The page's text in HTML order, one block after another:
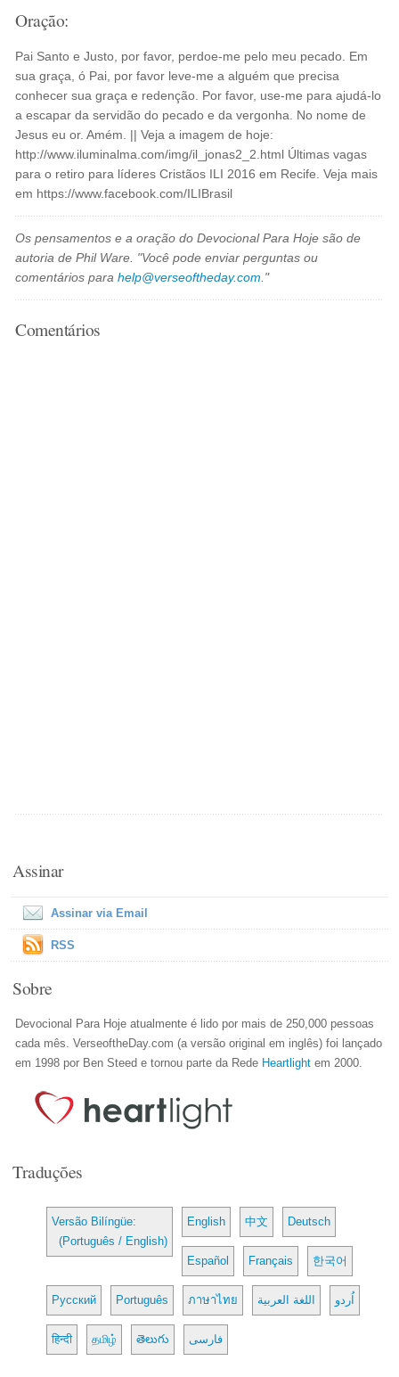
Oração:
Pai Santo e Justo, por favor, perdoe-me pelo meu pecado. Em
sua graça, ó Pai, por favor leve-me a alguém que precisa
conhecer sua graça e redenção. Por favor, use-me para ajudá-lo
a escapar da servidão do pecado e da vergonha. No nome de
Jesus eu or. Amém. || Veja a imagem de hoje:
http://www.iluminalma.com/img/il_jonas2_2.html Últimas vagas
para o retiro para líderes Cristãos ILI 2016 em Recife. Veja mais
em https://www.facebook.com/ILIBrasil
Os pensamentos e a oração do Devocional Para Hoje são de
autoria de Phil Ware. "Você pode enviar perguntas ou
comentários parahelp@verseoftheday.com ."
Comentários
Assinar
Assinar via Email
RSS
Sobre
Devocional Para Hoje atualmente é lido por mais de 250,000 pessoas
cada mês. VerseoftheDay.com (a versão original em inglês) foi lançado
em 1998 por Ben Steed e tornou parte da Rede Heartlight em 2000.
Traduções
Versão Bilíngüe:
(Português / English)
English 中文 Deutsch
Español Français 한국어
Русский Português ภาษาไทย اللغة العربية اُردو
हिन्दी தமிழ் తెలుగు فارسی